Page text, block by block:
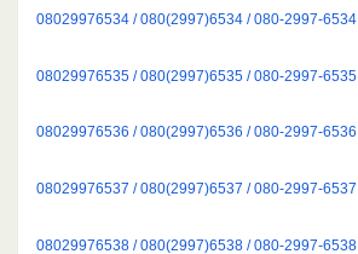
08029976534 / 080(2997)6534 / 080-2997-6534
08029976535 / 080(2997)6535 / 080-2997-6535
08029976536 / 080(2997)6536 / 080-2997-6536
08029976537 / 080(2997)6537 / 080-2997-6537
08029976538 / 080(2997)6538 / 080-2997-6538